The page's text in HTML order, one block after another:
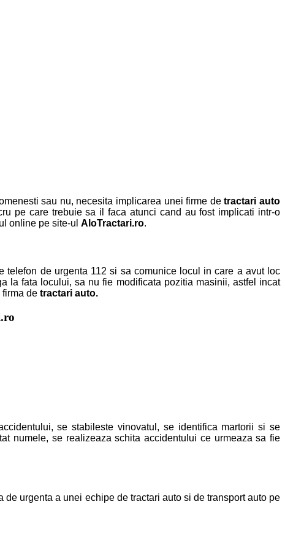
sau nu, necesita implicarea unei firme detractari auto
pe care trebuie sa il faca atunci cand au fost implicati intr-o
online pe site-ul AloTractari.ro.
telefon de urgenta 112 si sa comunice locul in care a avut loc
la fata locului, sa nu fie modificata pozitia masinii, astfel incat
de tractari auto.
se stabileste vinovatul, se identifica martorii si se
numele, se realizeaza schita accidentului ce urmeaza sa fie
urgenta a unei echipe de tractari auto si de transport auto pe